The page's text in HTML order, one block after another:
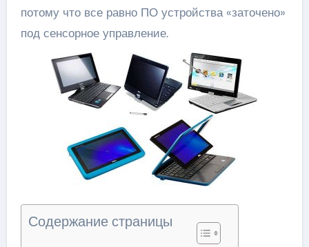
потому что все равно ПО устройства «заточено»
под сенсорное управление.
Содержание страницы